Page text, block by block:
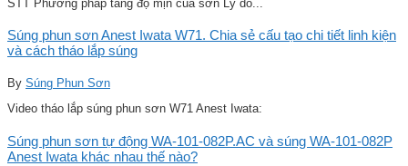
STT Phương pháp tăng độ mịn của sơn Lý do...
Súng phun sơn Anest Iwata W71. Chia sẻ cấu tạo chi tiết linh kiện
và cách tháo lắp súng
By Súng Phun Sơn
Video tháo lắp súng phun sơn W71 Anest Iwata:
Súng phun sơn tự động WA-101-082P.AC và súng WA-101-082P
Anest Iwata khác nhau thế nào?